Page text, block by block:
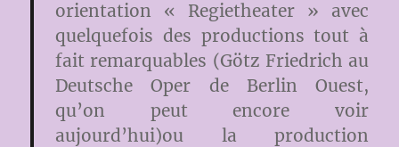
orientation « Regietheater » avec
quelquefois des productions tout à
fait remarquables (Götz Friedrich au
Deutsche Oper de Berlin Ouest,
qu’on peut encore voir
aujourd’hui)ou la production